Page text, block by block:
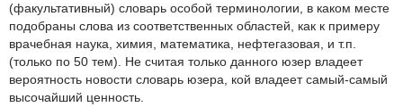
(факультативный) словарь особой терминологии, в каком месте
подобраны слова из соответственных областей, как к примеру
врачебная наука, химия, математика, нефтегазовая, и т.п.
(только по 50 тем). Не считая только данного юзер владеет
вероятность новости словарь юзера, кой владеет самый-самый
высочайший ценность.